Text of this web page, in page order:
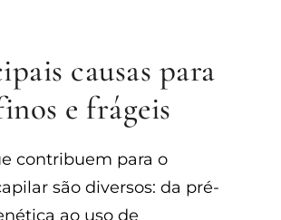
causas para
e frágeis
contribuem para o
são diversos: da pré-
ao uso de